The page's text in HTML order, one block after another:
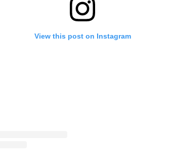
View this post on Instagram